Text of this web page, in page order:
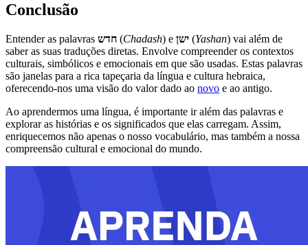
Conclusão
Entender as palavras חדש (Chadash) e ישן (Yashan) vai além de
saber as suas traduções diretas. Envolve compreender os contextos
culturais, simbólicos e emocionais em que são usadas. Estas palavras
são janelas para a rica tapeçaria da língua e cultura hebraica,
oferecendo-nos uma visão do valor dado ao novo e ao antigo.
Ao aprendermos uma língua, é importante ir além das palavras e
explorar as histórias e os significados que elas carregam. Assim,
enriquecemos não apenas o nosso vocabulário, mas também a nossa
compreensão cultural e emocional do mundo.